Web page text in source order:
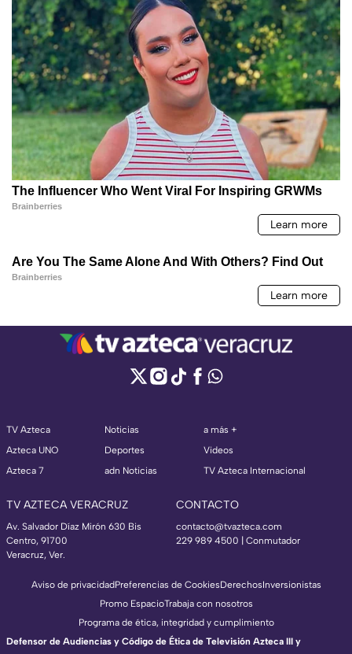
TV Azteca
Azteca UNO
Azteca 7
Noticias
Deportes
adn Noticias
a más +
Videos
TV Azteca Internacional
TV AZTECA VERACRUZ
Av. Salvador Díaz Mirón 630 Bis
Centro, 91700
Veracruz, Ver.
CONTACTO
contacto@tvazteca.com
229 989 4500 | Conmutador
Aviso de privacidadPreferencias de CookiesDerechosInversionistas
Promo EspacioTrabaja con nosotros
Programa de ética, integridad y cumplimiento
Defensor de Audiencias y Código de Ética de Televisión Azteca III y